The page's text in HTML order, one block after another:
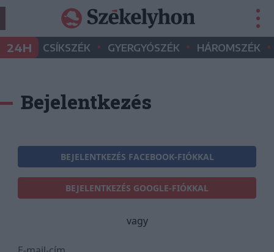
24H CSÍKSZÉK • GYERGYÓSZÉK • HÁROMSZÉK •
Bejelentkezés
BEJELENTKEZÉS FACEBOOK-FIÓKKAL
BEJELENTKEZÉS GOOGLE-FIÓKKAL
vagy